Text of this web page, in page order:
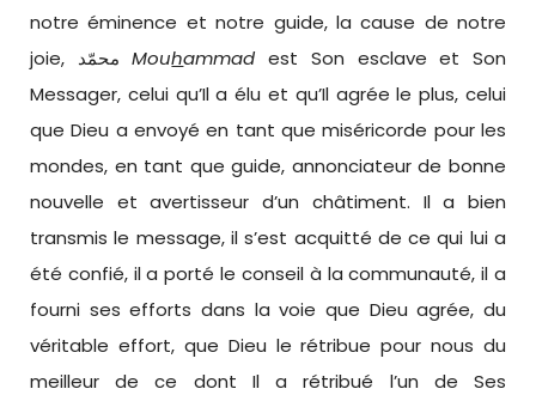
notre éminence et notre guide, la cause de notre
joie, محمّدMouhammad est Son esclave et Son
Messager, celui qu’Il a élu et qu’Il agrée le plus, celui
que Dieu a envoyé en tant que miséricorde pour les
mondes, en tant que guide, annonciateur de bonne
nouvelle et avertisseur d’un châtiment. Il a bien
transmis le message, il s’est acquitté de ce qui lui a
été confié, il a porté le conseil à la communauté, il a
fourni ses efforts dans la voie que Dieu agrée, du
véritable effort, que Dieu le rétribue pour nous du
meilleur de ce dont Il a rétribué l’un de Ses